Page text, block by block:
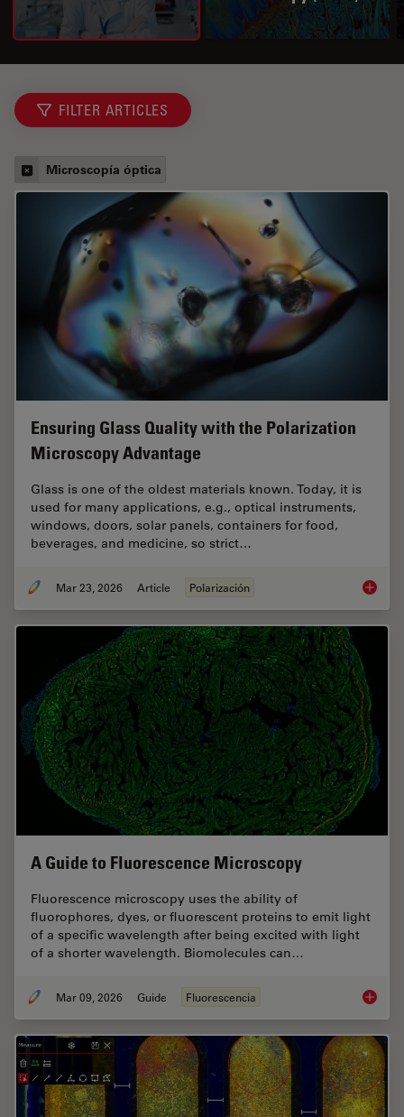
FILTER ARTICLES
Microscopía óptica
Ensuring Glass Quality with the Polarization
Microscopy Advantage
Glass is one of the oldest materials known. Today, it is
used for many applications, e.g., optical instruments,
windows, doors, solar panels, containers for food,
beverages, and medicine, so strict…
Mar 23, 2026 Article Polarización
A Guide to Fluorescence Microscopy
Fluorescence microscopy uses the ability of
fluorophores, dyes, or fluorescent proteins to emit light
of a specific wavelength after being excited with light
of a shorter wavelength. Biomolecules can…
Mar 09, 2026 Guide Fluorescencia A